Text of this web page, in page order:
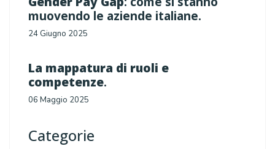
muovendo le aziende italiane.
24 Giugno 2025
La mappatura di ruoli e
competenze.
06 Maggio 2025
Categorie